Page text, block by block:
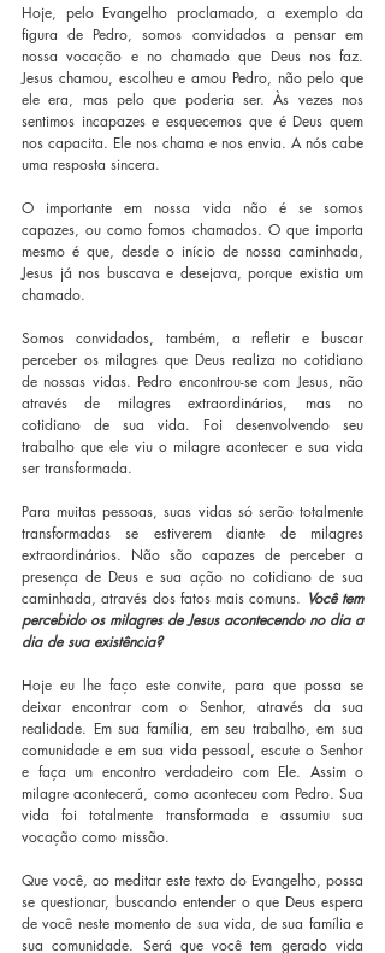
Hoje, pelo Evangelho proclamado, a exemplo da
figura de Pedro, somos convidados a pensar em
nossa vocação e no chamado que Deus nos faz.
Jesus chamou, escolheu e amou Pedro, não pelo que
ele era, mas pelo que poderia ser. Às vezes nos
sentimos incapazes e esquecemos que é Deus quem
nos capacita. Ele nos chama e nos envia. A nós cabe
uma resposta sincera.
O importante em nossa vida não é se somos
capazes, ou como fomos chamados. O que importa
mesmo é que, desde o início de nossa caminhada,
Jesus já nos buscava e desejava, porque existia um
chamado.
Somos convidados, também, a refletir e buscar
perceber os milagres que Deus realiza no cotidiano
de nossas vidas. Pedro encontrou-se com Jesus, não
através de milagres extraordinários, mas no
cotidiano de sua vida. Foi desenvolvendo seu
trabalho que ele viu o milagre acontecer e sua vida
ser transformada.
Para muitas pessoas, suas vidas só serão totalmente
transformadas se estiverem diante de milagres
extraordinários. Não são capazes de perceber a
presença de Deus e sua ação no cotidiano de sua
caminhada, através dos fatos mais comuns. Você tem
percebido os milagres de Jesus acontecendo no dia a
dia de sua existência?
Hoje eu lhe faço este convite, para que possa se
deixar encontrar com o Senhor, através da sua
realidade. Em sua família, em seu trabalho, em sua
comunidade e em sua vida pessoal, escute o Senhor
e faça um encontro verdadeiro com Ele. Assim o
milagre acontecerá, como aconteceu com Pedro. Sua
vida foi totalmente transformada e assumiu sua
vocação como missão.
Que você, ao meditar este texto do Evangelho, possa
se questionar, buscando entender o que Deus espera
de você neste momento de sua vida, de sua família e
sua comunidade. Será que você tem gerado vida